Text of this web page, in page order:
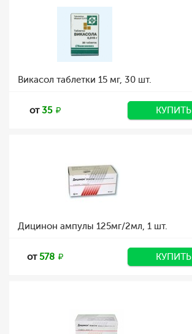
Викасол таблетки 15 мг, 30 шт.
от35 КУПИТЬ
Дицинон ампулы 125мг/2мл, 1 шт.
от578 КУПИТЬ